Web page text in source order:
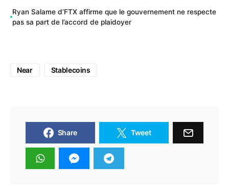
Ryan Salame d’FTX affirme que le gouvernement ne respecte
pas sa part de l’accord de plaidoyer
Near Stablecoins
Share Tweet